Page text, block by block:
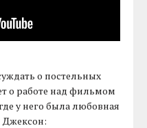
о постельных
о работе над фильмом
у него была любовная
Джексон: